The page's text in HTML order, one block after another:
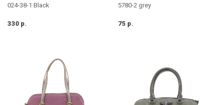
024-38-1 Black
330 р.
5780-2 grey
75 р.